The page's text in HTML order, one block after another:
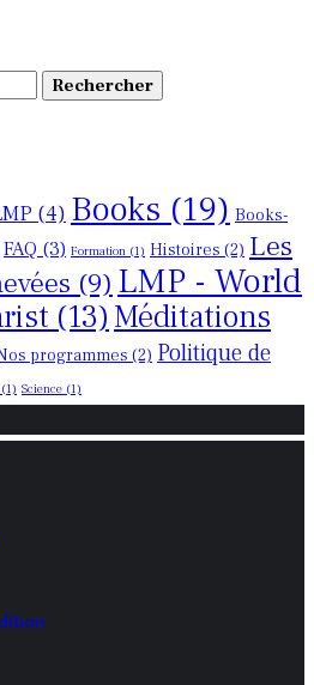
(4) Books (19) Books-
FAQ (3) Formation (1) Histoires (2) Les
(9) LMP - World
(13) Méditations
programmes (2) Politique de
(1) Science (1)